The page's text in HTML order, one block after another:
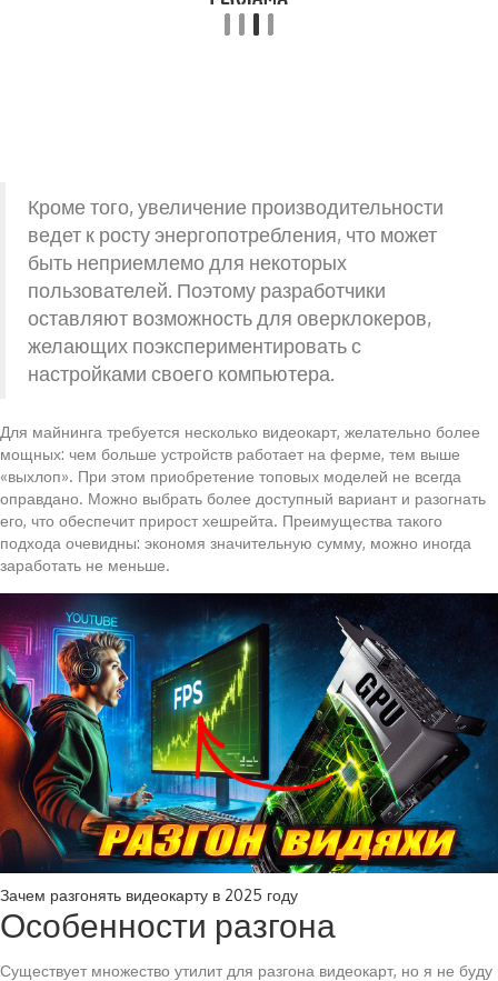
Кроме того, увеличение производительности
ведет к росту энергопотребления, что может
быть неприемлемо для некоторых
пользователей. Поэтому разработчики
оставляют возможность для оверклокеров,
желающих поэкспериментировать с
настройками своего компьютера.
Для майнинга требуется несколько видеокарт, желательно более
мощных: чем больше устройств работает на ферме, тем выше
«выхлоп». При этом приобретение топовых моделей не всегда
оправдано. Можно выбрать более доступный вариант и разогнать
его, что обеспечит прирост хешрейта. Преимущества такого
подхода очевидны: экономя значительную сумму, можно иногда
заработать не меньше.
Зачем разгонять видеокарту в 2025 году
Особенности разгона
Существует множество утилит для разгона видеокарт, но я не буду